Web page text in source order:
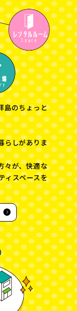
島のちょっと
らしがありま
々が、快適な
ィスペースを
レンタルルーム
Space